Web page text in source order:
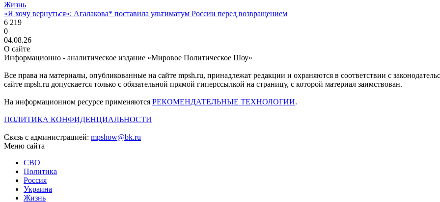
Жизнь
«Я хочу вернуться»: Агалакова* поставила ультиматум России перед возвращением
6 219
0
04.08.26
О сайте
Информационно - аналитическое издание «Мировое Политическое Шоу»
Все права на материалы, опубликованные на сайте mpsh.ru, принадлежат редакции и охраняются в соответствии с
сайте mpsh.ru допускается только с обязательной прямой гиперссылкой на страницу, с которой материал заимствован.
На информационном ресурсе применяются РЕКОМЕНДАТЕЛЬНЫЕ ТЕХНОЛОГИИ.
ПОЛИТИКА КОНФИДЕНЦИАЛЬНОСТИ
Связь с администрацией: mpshow@bk.ru
Меню сайта
СВО
Политика
Россия
Украина
Жизнь